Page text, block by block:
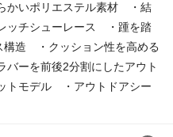
かいポリエステル素材 ・結
ッチシューレース ・踵を踏
構造 ・クッション性を高める
ーを前後2分割にしたアウト
トモデル ・アウトドアシー